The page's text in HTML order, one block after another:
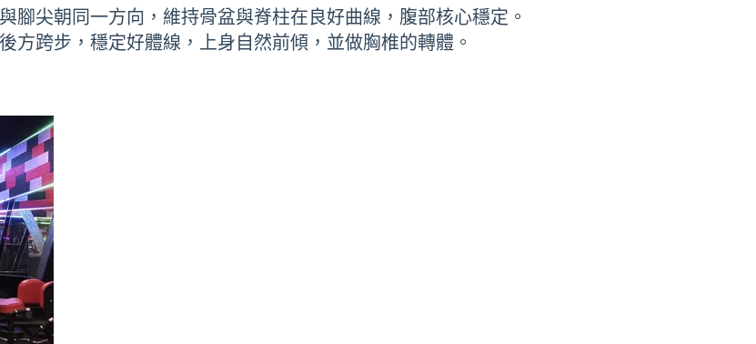
腳尖朝同一方向，維持骨盆與脊柱在良好曲線，腹部核心穩定。
方跨步，穩定好體線，上身自然前傾，並做胸椎的轉體。